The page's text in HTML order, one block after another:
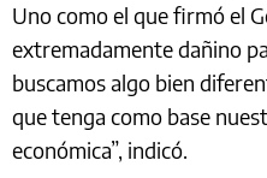
Uno como el que firmó el
extremadamente dañino
buscamos algo bien
que tenga como base
económica”, indicó.